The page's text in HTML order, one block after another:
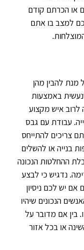
או הכרתם קודם
למצב בו אתם
מנת להבין מהן
באמצעות
איש מקצוע
עבודת עם גבס
צריכים להתייחס
בנייה או להשלים
ההחלטות הנכונה
נדגיש כי לבצע
יש לכם ניסיון
הנכונים שיהיו
בין אם מדובר על
או בכל אזור